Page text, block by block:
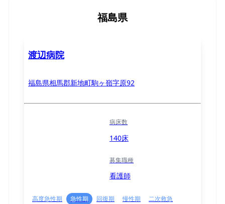
福島県
渡辺病院
福島県相馬郡新地町駒ヶ嶺字原92
病床数
140床
募集職種
看護師
高度急性期 急性期 回復期 慢性期
二次救急